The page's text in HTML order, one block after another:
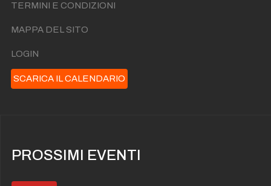
TERMINI E CONDIZIONI
MAPPA DEL SITO
LOGIN
SCARICA IL CALENDARIO
PROSSIMI EVENTI